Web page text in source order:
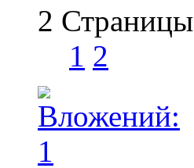
2 Страницы
1 2